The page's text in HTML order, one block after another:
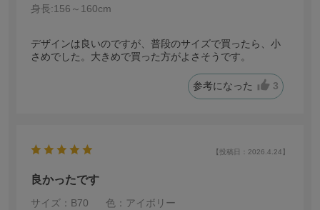
身長:156～160cm
デザインは良いのですが、普段のサイズで買ったら、小
さめでした。大きめで買った方がよさそうです。
参考になった 3
【投稿日：2026.4.24】
良かったです
サイズ：B70
色：アイボリー